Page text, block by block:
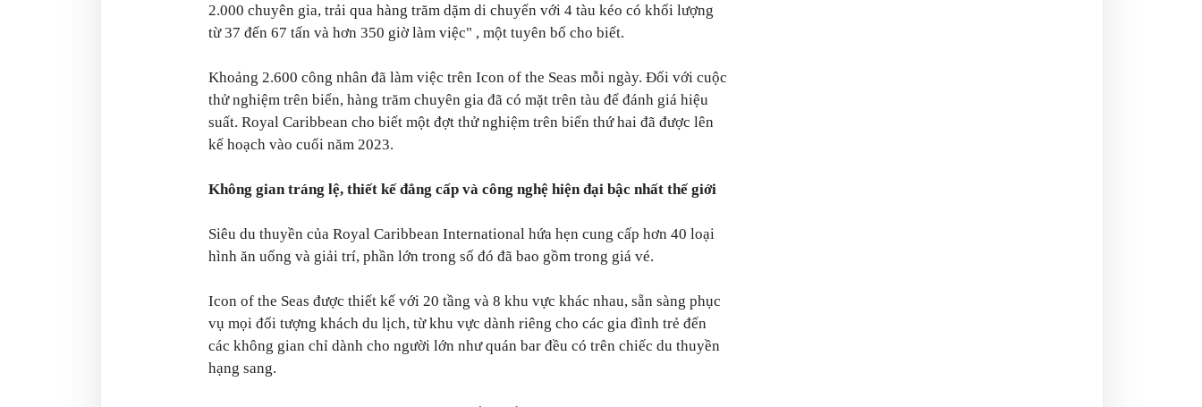
2.000 chuyên gia, trải qua hàng trăm dặm di chuyển với 4 tàu kéo có khối lượng
từ 37 đến 67 tấn và hơn 350 giờ làm việc" , một tuyên bố cho biết.
Khoảng 2.600 công nhân đã làm việc trên Icon of the Seas mỗi ngày. Đối với cuộc
thử nghiệm trên biển, hàng trăm chuyên gia đã có mặt trên tàu để đánh giá hiệu
suất. Royal Caribbean cho biết một đợt thử nghiệm trên biển thứ hai đã được lên
kế hoạch vào cuối năm 2023.
Không gian tráng lệ, thiết kế đẳng cấp và công nghệ hiện đại bậc nhất thế giới
Siêu du thuyền của Royal Caribbean International hứa hẹn cung cấp hơn 40 loại
hình ăn uống và giải trí, phần lớn trong số đó đã bao gồm trong giá vé.
Icon of the Seas được thiết kế với 20 tầng và 8 khu vực khác nhau, sẵn sàng phục
vụ mọi đối tượng khách du lịch, từ khu vực dành riêng cho các gia đình trẻ đến
các không gian chỉ dành cho người lớn như quán bar đều có trên chiếc du thuyền
hạng sang.